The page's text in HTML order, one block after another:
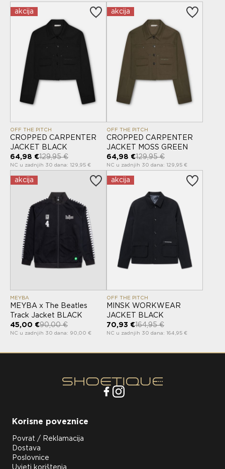
akcija
OFF THE PITCH
CROPPED CARPENTER
JACKET BLACK
64,98 €129,95 €
NC u zadnjih 30 dana: 129,95 €
akcija
OFF THE PITCH
CROPPED CARPENTER
JACKET MOSS GREEN
64,98 €129,95 €
NC u zadnjih 30 dana: 129,95 €
akcija
MEYBA
MEYBA x The Beatles
Track Jacket BLACK
45,00 €90,00 €
NC u zadnjih 30 dana: 90,00 €
akcija
OFF THE PITCH
MINSK WORKWEAR
JACKET BLACK
70,93 €164,95 €
NC u zadnjih 30 dana: 164,95 €
Korisne poveznice
Povrat / Reklamacija
Dostava
Poslovnice
Uvjeti korištenja